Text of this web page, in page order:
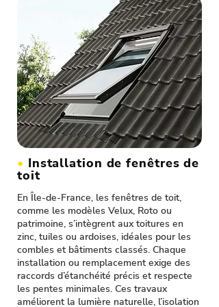
• Installation de fenêtres de
toit
En Île-de-France, les fenêtres de toit,
comme les modèles Velux, Roto ou
patrimoine, s’intègrent aux toitures en
zinc, tuiles ou ardoises, idéales pour les
combles et bâtiments classés. Chaque
installation ou remplacement exige des
raccords d’étanchéité précis et respecte
les pentes minimales. Ces travaux
améliorent la lumière naturelle, l’isolation